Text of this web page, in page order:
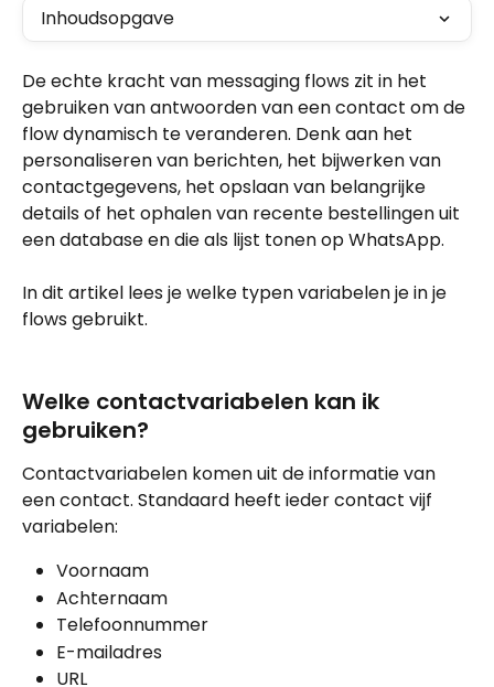
Inhoudsopgave
De echte kracht van messaging flows zit in het
gebruiken van antwoorden van een contact om de
flow dynamisch te veranderen. Denk aan het
personaliseren van berichten, het bijwerken van
contactgegevens, het opslaan van belangrijke
details of het ophalen van recente bestellingen uit
een database en die als lijst tonen op WhatsApp.
In dit artikel lees je welke typen variabelen je in je
flows gebruikt.
Welke contactvariabelen kan ik
gebruiken?
Contactvariabelen komen uit de informatie van
een contact. Standaard heeft ieder contact vijf
variabelen:
Voornaam
Achternaam
Telefoonnummer
E-mailadres
URL